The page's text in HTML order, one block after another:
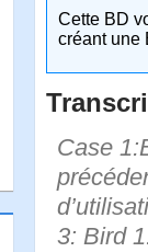
Cette BD
créant une
Case
3: Bird